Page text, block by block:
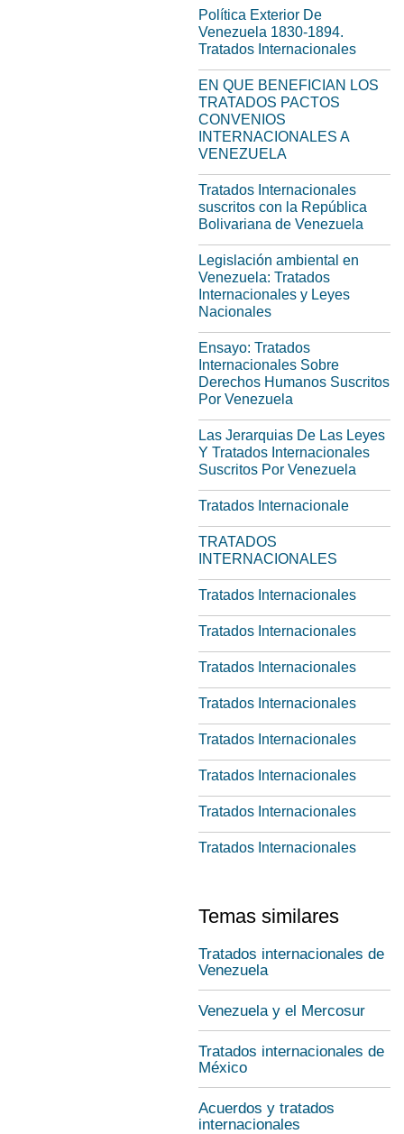
Política Exterior De
Venezuela 1830-1894.
Tratados Internacionales
EN QUE BENEFICIAN LOS
TRATADOS PACTOS
CONVENIOS
INTERNACIONALES A
VENEZUELA
Tratados Internacionales
suscritos con la República
Bolivariana de Venezuela
Legislación ambiental en
Venezuela: Tratados
Internacionales y Leyes
Nacionales
Ensayo: Tratados
Internacionales Sobre
Derechos Humanos Suscritos
Por Venezuela
Las Jerarquias De Las Leyes
Y Tratados Internacionales
Suscritos Por Venezuela
Tratados Internacionale
TRATADOS
INTERNACIONALES
Tratados Internacionales
Tratados Internacionales
Tratados Internacionales
Tratados Internacionales
Tratados Internacionales
Tratados Internacionales
Tratados Internacionales
Tratados Internacionales
Temas similares
Tratados internacionales de
Venezuela
Venezuela y el Mercosur
Tratados internacionales de
México
Acuerdos y tratados
internacionales